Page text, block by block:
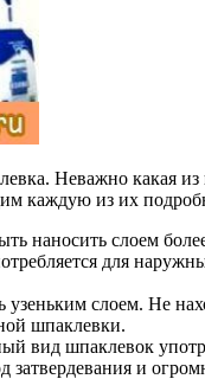
Неважно какая
каждую из их
наносить слоем
для
слоем. Не
шпаклевки.
вид шпаклевок
и